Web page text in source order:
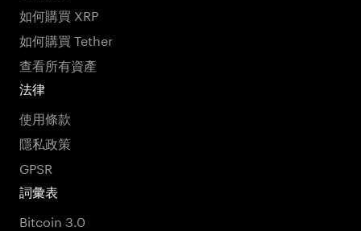
如何購買 XRP
如何購買 Tether
查看所有資產
法律
使用條款
隱私政策
GPSR
詞彙表
Bitcoin 3.0